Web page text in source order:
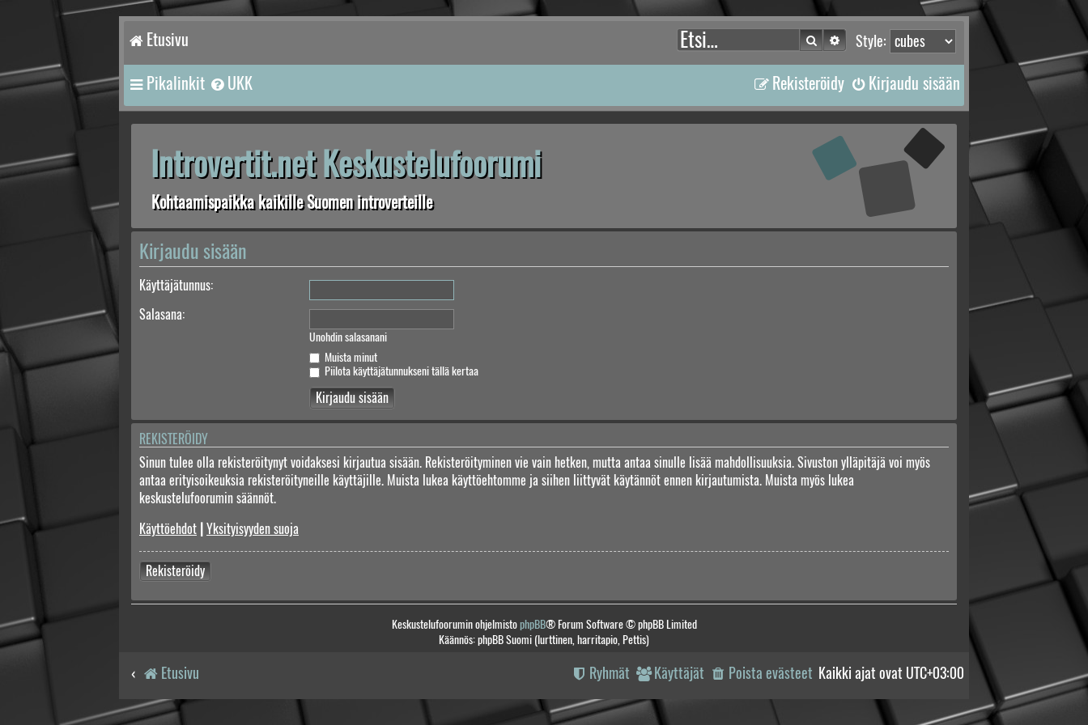
Etusivu Style:
Etsi Tarkennettu haku
Pikalinkit UKK Kirjaudu sisään
Rekisteröidy
Introvertit.net Keskustelufoorumi
Kohtaamispaikka kaikille Suomen introverteille
Kirjaudu sisään
Käyttäjätunnus:
Salasana:
Unohdin salasanani
Muista minut
Piilota käyttäjätunnukseni tällä kertaa
REKISTERÖIDY
Sinun tulee olla rekisteröitynyt voidaksesi kirjautua sisään. Rekisteröityminen vie vain hetken, mutta antaa sinulle lisää mahdollisuuksia. Sivuston ylläpitäjä voi myös
antaa erityisoikeuksia rekisteröityneille käyttäjille. Muista lukea käyttöehtomme ja siihen liittyvät käytännöt ennen kirjautumista. Muista myös lukea
keskustelufoorumin säännöt.
Käyttöehdot | Yksityisyyden suoja
Rekisteröidy
Keskustelufoorumin ohjelmistophpBB® Forum Software © phpBB Limited
Käännös: phpBB Suomi (lurttinen, harritapio, Pettis)
Etusivu Kaikki ajat ovat UTC+03:00
Poista evästeet
Käyttäjät
Ryhmät